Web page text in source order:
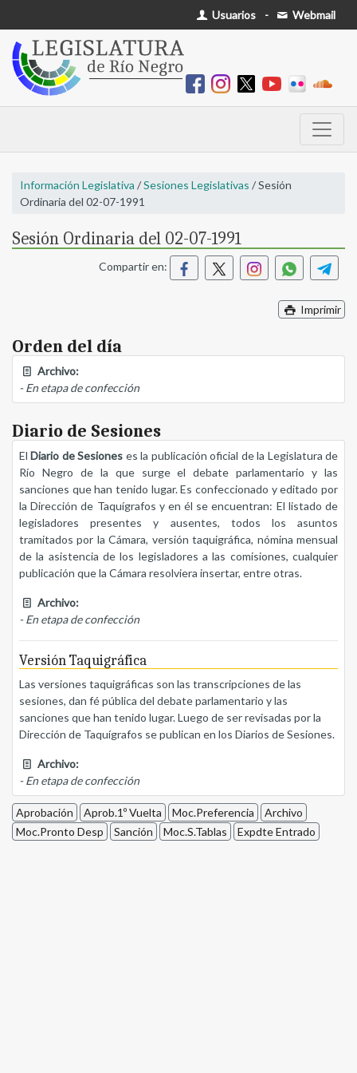
Usuarios - Webmail
Información Legislativa /Sesiones Legislativas / Sesión
Ordinaria del 02-07-1991
Sesión Ordinaria del 02-07-1991
Compartir en:
Imprimir
Orden del día
Archivo:
- En etapa de confección
Diario de Sesiones
ElDiario de Sesiones es la publicación oficial de la Legislatura de
Río Negro de la que surge el debate parlamentario y las
sanciones que han tenido lugar. Es confeccionado y editado por
la Dirección de Taquígrafos y en él se encuentran: El listado de
legisladores presentes y ausentes, todos los asuntos
tramitados por la Cámara, versión taquigráfica, nómina mensual
de la asistencia de los legisladores a las comisiones, cualquier
publicación que la Cámara resolviera insertar, entre otras.
Archivo:
- En etapa de confección
Versión Taquigráfica
Las versiones taquigráficas son las transcripciones de las
sesiones, dan fé pública del debate parlamentario y las
sanciones que han tenido lugar. Luego de ser revisadas por la
Dirección de Taquígrafos se publican en los Diarios de Sesiones.
Archivo:
- En etapa de confección
Aprobación Aprob.1º Vuelta Moc.Preferencia
Archivo
Moc.Pronto Desp
Sanción Moc.S.Tablas Expdte Entrado